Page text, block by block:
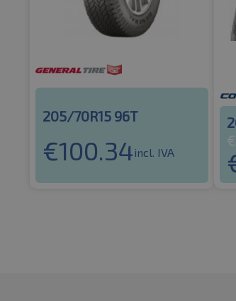
205/70R15 96T
€100.34 incl. IVA
€